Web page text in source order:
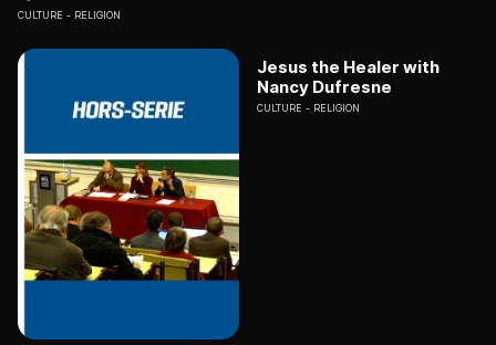
CULTURE RELIGION
Jesus the Healer with
Nancy Dufresne
CULTURE RELIGION